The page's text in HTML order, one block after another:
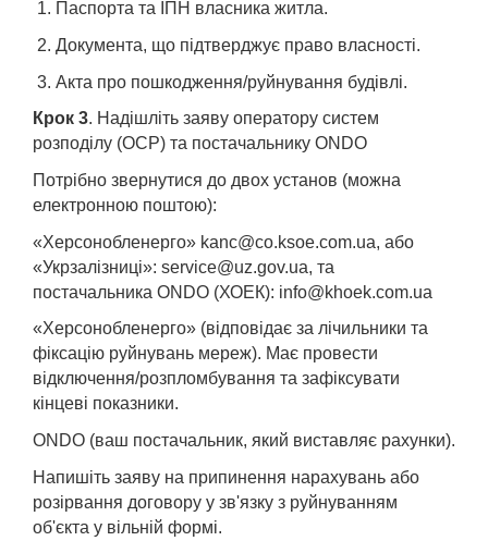
1. Паспорта та ІПН власника житла.
2. Документа, що підтверджує право власності.
3. Акта про пошкодження/руйнування будівлі.
Крок 3. Надішліть заяву оператору систем
розподілу (ОСР) та постачальнику ONDO
​Потрібно звернутися до двох установ (можна
електронною поштою):
«Херсонобленерго» kanc@co.ksoe.com.ua, або
«Укрзалізниці»: service@uz.gov.ua, та
постачальника ONDO (ХОЕК): info@khoek.com.ua
«Херсонобленерго» (відповідає за лічильники та
фіксацію руйнувань мереж). Має провести
відключення/розпломбування та зафіксувати
кінцеві показники.
ONDO (ваш постачальник, який виставляє рахунки).
Напишіть заяву на припинення нарахувань або
розірвання договору у зв'язку з руйнуванням
об'єкта у вільній формі.